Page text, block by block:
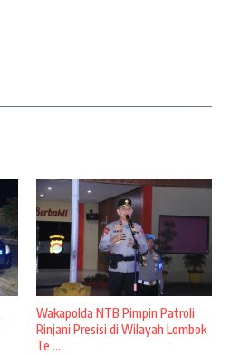
Wakapolda NTB Pimpin Patroli
Rinjani Presisi di Wilayah Lombok
Te ...